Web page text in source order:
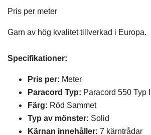
Pris per meter
Garn av hög kvalitet tillverkad i Europa.
Specifikationer:
Pris per: Meter
Paracord Typ: Paracord 550 Typ III
Färg: Röd Sammet
Typ av mönster: Solid
Kärnan innehåller: 7 kärntrådar